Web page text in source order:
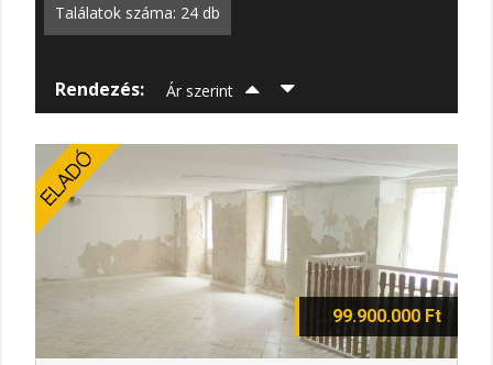
Találatok száma: 24 db
Rendezés: Ár szerint
99.900.000 Ft